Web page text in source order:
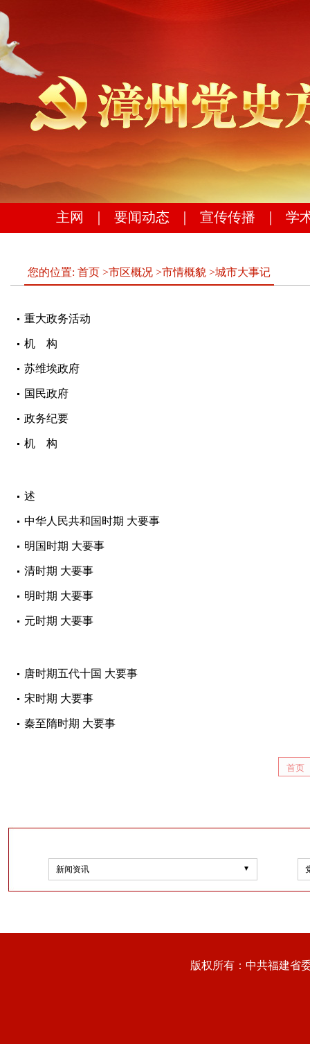
主网 要闻动态 宣传传播 学
您的位置: 首页 >市区概况 >市情概貌 >城市大事记
重大政务活动
机 构
苏维埃政府
国民政府
政务纪要
机 构
述
中华人民共和国时期 大要事
明国时期 大要事
清时期 大要事
明时期 大要事
元时期 大要事
唐时期五代十国 大要事
宋时期 大要事
秦至隋时期 大要事
首页
新闻资讯
版权所有：中共福建省